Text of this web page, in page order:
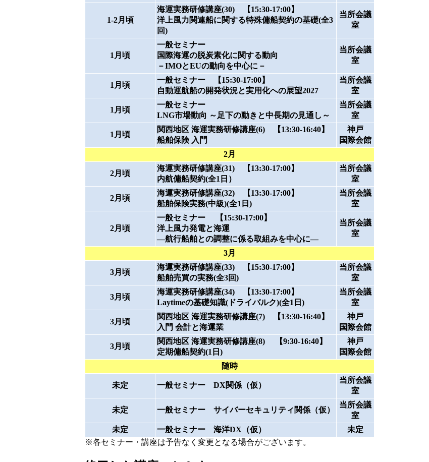
1-2月頃
海運実務研修講座(30) 【15:30-17:00】
洋上風力関連船に関する特殊傭船契約の基礎(全3
回)
当所会議
室
1月頃
一般セミナー
国際海運の脱炭素化に関する動向
－IMOとEUの動向を中心に－
当所会議
室
1月頃
一般セミナー 【15:30-17:00】
自動運航船の開発状況と実用化への展望2027
当所会議
室
1月頃
一般セミナー
LNG市場動向 ～足下の動きと中長期の見通し～
当所会議
室
1月頃
関西地区 海運実務研修講座(6) 【13:30-16:40】
船舶保険 入門
神戸
国際会館
2月
2月頃
海運実務研修講座(31) 【13:30-17:00】
内航傭船契約(全1日）
当所会議
室
2月頃
海運実務研修講座(32) 【13:30-17:00】
船舶保険実務(中級)(全1日)
当所会議
室
2月頃
一般セミナー 【15:30-17:00】
洋上風力発電と海運
―航行船舶との調整に係る取組みを中心に―
当所会議
室
3月
3月頃
海運実務研修講座(33) 【15:30-17:00】
船舶売買の実務(全3回)
当所会議
室
3月頃
海運実務研修講座(34) 【13:30-17:00】
Laytimeの基礎知識(ドライバルク)(全1日)
当所会議
室
3月頃
関西地区 海運実務研修講座(7) 【13:30-16:40】
入門 会計と海運業
神戸
国際会館
3月頃
関西地区 海運実務研修講座(8) 【9:30-16:40】
定期傭船契約(1日)
神戸
国際会館
随時
未定 一般セミナー DX関係（仮）
当所会議
室
未定 一般セミナー サイバーセキュリティ関係（仮）
当所会議
室
未定
一般セミナー 海洋DX（仮）
未定
※各セミナー・講座は予告なく変更となる場合がございます。